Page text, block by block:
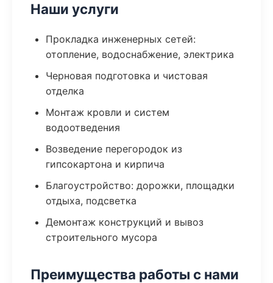
Наши услуги
Прокладка инженерных сетей:
отопление, водоснабжение, электрика
Черновая подготовка и чистовая
отделка
Монтаж кровли и систем
водоотведения
Возведение перегородок из
гипсокартона и кирпича
Благоустройство: дорожки, площадки
отдыха, подсветка
Демонтаж конструкций и вывоз
строительного мусора
Преимущества работы с нами